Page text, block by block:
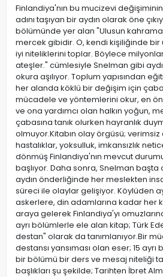
Finlandiya'nın bu mucizevi
adını taşıyan bir aydın olarak öne
bölümünde yer alan "Ulusun
mercek gibidir. O, kendi kişiliğinde bir
iyi niteliklerini toplar. Böylece
ateşler." cümlesiyle Snelman gibi
okura aşılıyor. Toplum yapısından
her alanda köklü bir değişim için
mücadele ve yöntemlerini okur, en
ve ona yardımcı olan halkın yoğun,
çabasına tanık olurken hayranlık
olmuyor.Kitabın olay örgüsü; verimsiz
hastalıklar, yoksulluk, imkansızlık
dönmüş Finlandiya'nın mevcut
başlıyor. Daha sonra, Snelman
aydın önderliğinde her meslekten
süreci ile olaylar gelişiyor. Köylüden
askerlere, din adamlarına kadar her
araya gelerek Finlandiya'yı
ayrı bölümlerle ele alan kitap; Türk
destan" olarak da tanımlanıyor.Bir
destansı yansıması olan eser; 15
bir bölümü bir ders ve mesaj niteliği
başlıkları şu şekilde; Tarihten İbret